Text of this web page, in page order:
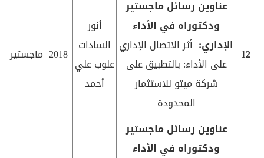
12
عناوين رسائل ماجستير
ودكتوراه في الأداء
الإداري: أثر الاتصال الإداري
على الأداء: بالتطبيق على
شركة ميتو للاستثمار
المحدودة
أنور
السادات
علوب علي
أحمد
2018 ماجستير
عناوين رسائل ماجستير
ودكتوراه في الأداء